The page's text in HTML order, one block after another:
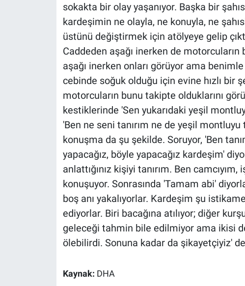
sokakta bir olay yaşanıyor. Başka bir
kardeşimin ne olayla, ne konuyla, ne
üstünü değiştirmek için atölyeye gelip
Caddeden aşağı inerken de
aşağı inerken onları görüyor ama
cebinde soğuk olduğu için evine hızlı bir
motorcuların bunu takipte olduklarını
kestiklerinde 'Sen yukarıdaki yeşil
'Ben ne seni tanırım ne de yeşil montluyu
konuşma da şu şekilde. Soruyor, 'Ben
yapacağız, böyle yapacağız kardeşim'
anlattığınız kişiyi tanırım. Ben
konuşuyor. Sonrasında 'Tamam abi'
boş anı yakalıyorlar. Kardeşim şu
ediyorlar. Biri bacağına atılıyor; diğer
geleceği tahmin bile edilmiyor ama ikisi
ölebilirdi. Sonuna kadar da şikayetçiyiz'
Kaynak: DHA